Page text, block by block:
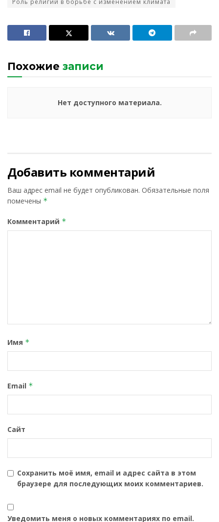
Похожие записи
Нет доступного материала.
Добавить комментарий
Ваш адрес email не будет опубликован. Обязательные поля
помечены *
Комментарий *
Имя *
Email *
Сайт
Сохранить моё имя, email и адрес сайта в этом
браузере для последующих моих комментариев.
Уведомить меня о новых комментариях по email.